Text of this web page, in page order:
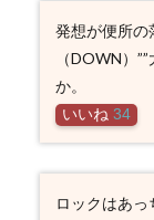
発想が便所の
（DOWN）
か。
いいね 34
ロックはあ